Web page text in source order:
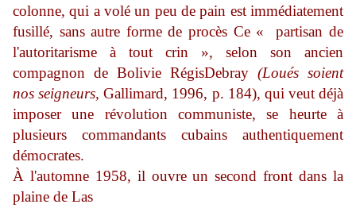
colonne, qui a volé un peu de pain est immédiatement
fusillé, sans autre forme de procès Ce « partisan de
l'autoritarisme à tout crin », selon son ancien
compagnon de Bolivie RégisDebray (Loués soient
nos seigneurs, Gallimard, 1996, p. 184), qui veut déjà
imposer une révolution communiste, se heurte à
plusieurs
commandants cubains authentiquement
démocrates.
À l'automne 1958, il ouvre un second front dans la
plaine de Las